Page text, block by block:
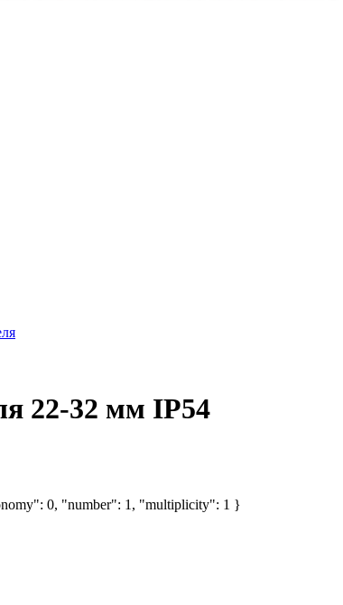
22-32 мм IP54
0, "number": 1, "multiplicity": 1 }